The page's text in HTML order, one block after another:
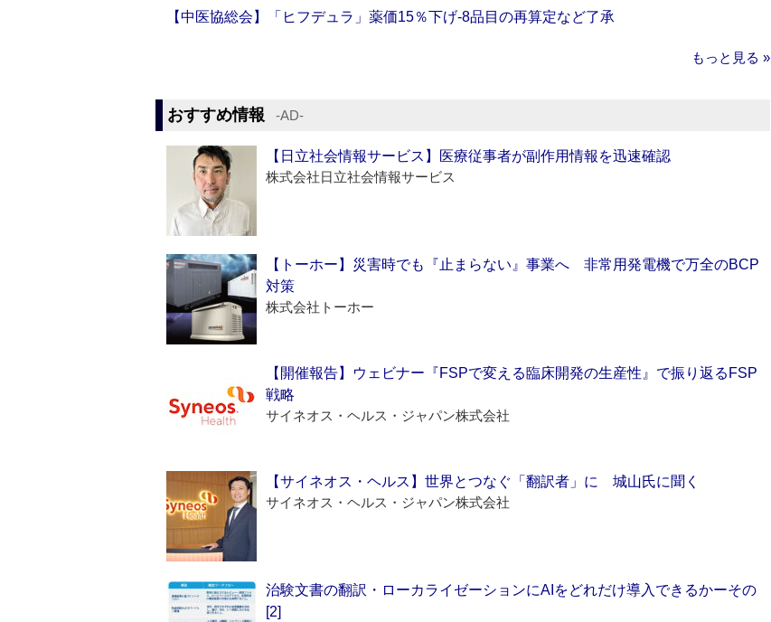
【中医協総会】「ヒフデュラ」薬価15％下げ‐8品目の再算定など了承
もっと見る »
おすすめ情報 ‐AD‐
【日立社会情報サービス】医療従事者が副作用情報を迅速確認
株式会社日立社会情報サービス
【トーホー】災害時でも『止まらない』事業へ 非常用発電機で万全のBCP
対策
株式会社トーホー
【開催報告】ウェビナー『FSPで変える臨床開発の生産性』で振り返るFSP
戦略
サイネオス・ヘルス・ジャパン株式会社
【サイネオス・ヘルス】世界とつなぐ「翻訳者」に 城山氏に聞く
サイネオス・ヘルス・ジャパン株式会社
治験文書の翻訳・ローカライゼーションにAIをどれだけ導入できるかーその
[2]